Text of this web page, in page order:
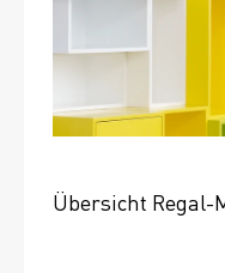
Übersicht Regal-